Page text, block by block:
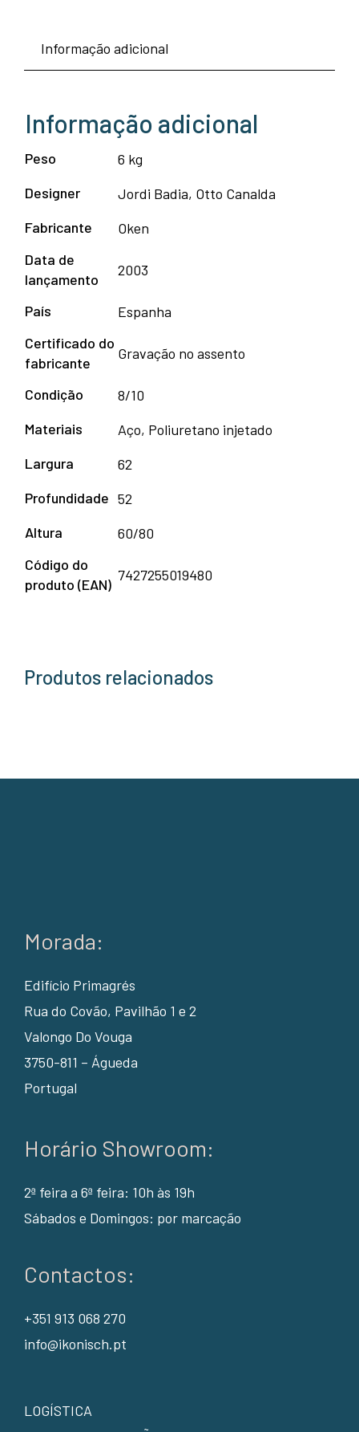
Informação adicional
Informação adicional
Peso
6 kg
Designer
Jordi Badia, Otto Canalda
Fabricante
Oken
Data de
lançamento
2003
País
Espanha
Certificado do
fabricante
Gravação no assento
Condição
8/10
Materiais
Aço, Poliuretano injetado
Largura
62
Profundidade 52
Altura
60/80
Código do
produto (EAN)
7427255019480
Produtos relacionados
Morada:
Edifício Primagrés
Rua do Covão, Pavilhão 1 e 2
Valongo Do Vouga
3750-811 – Águeda
Portugal
Horário Showroom:
2ª feira a 6ª feira: 10h às 19h
Sábados e Domingos: por marcação
Contactos:
+351 913 068 270
info@ikonisch.pt
LOGÍSTICA